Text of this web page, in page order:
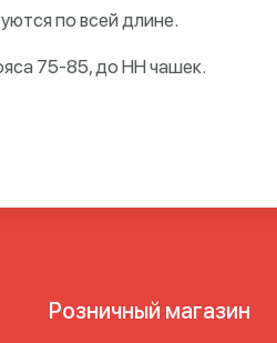
по всей длине.
75-85, до HH чашек.
Розничный магазин